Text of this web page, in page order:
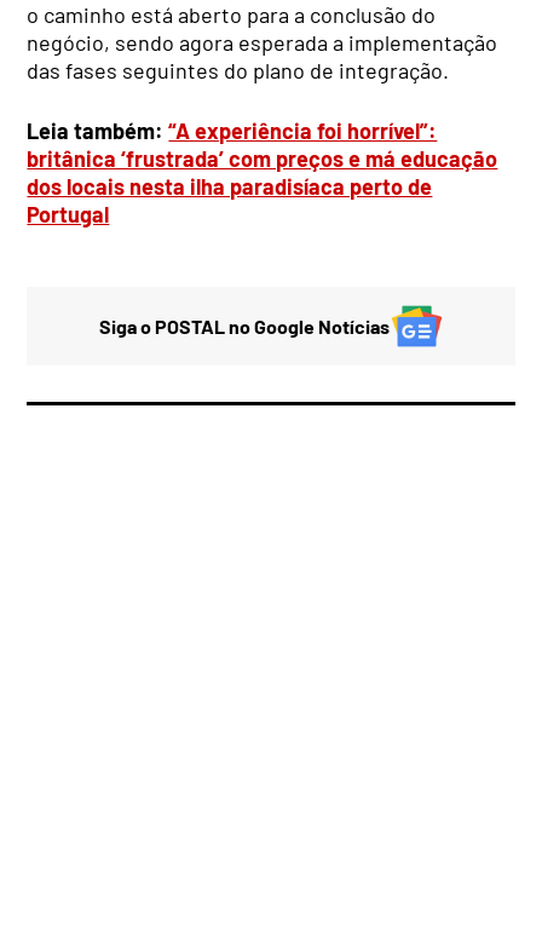
o caminho está aberto para a conclusão do
negócio, sendo agora esperada a implementação
das fases seguintes do plano de integração.
Leia também:“A experiência foi horrível”:
britânica ‘frustrada’ com preços e má educação
dos locais nesta ilha paradisíaca perto de
Portugal
Siga o POSTAL no Google Notícias